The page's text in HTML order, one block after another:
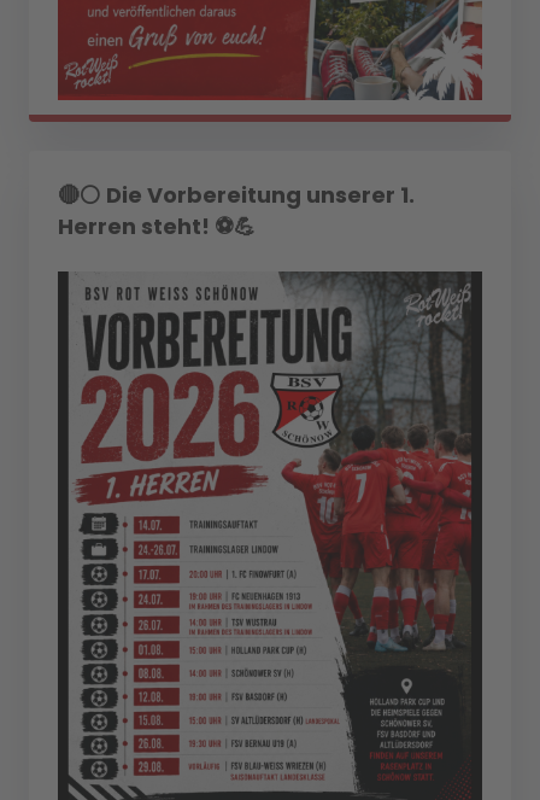
🔴⚪ Die Vorbereitung unserer 1.
Herren steht! ⚽💪